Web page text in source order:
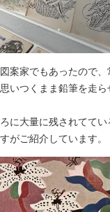
ンダー
案家でもあったので、
いつくまま鉛筆を走ら
に大量に残されててい
がご紹介しています。